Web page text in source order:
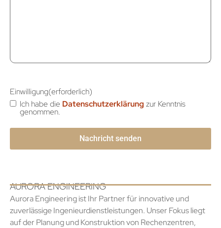
Einwilligung(erforderlich)
Ich habe die Datenschutzerklärung zur Kenntnis
genommen.
AURORA ENGINEERING
Aurora Engineering ist Ihr Partner für innovative und
zuverlässige Ingenieurdienstleistungen. Unser Fokus liegt
auf der Planung und Konstruktion von Rechenzentren,